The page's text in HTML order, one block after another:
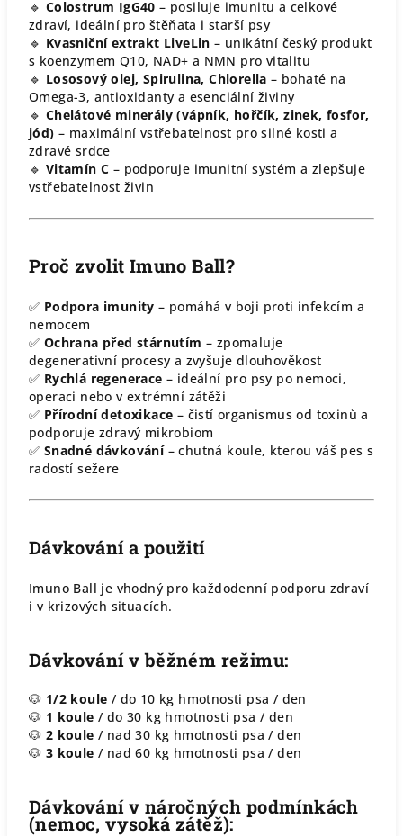
🔹 Colostrum IgG40 – posiluje imunitu a celkové
zdraví, ideální pro štěňata i starší psy
🔹 Kvasniční extrakt LiveLin – unikátní český produkt
s koenzymem Q10, NAD+ a NMN pro vitalitu
🔹 Lososový olej, Spirulina, Chlorella – bohaté na
Omega-3, antioxidanty a esenciální živiny
🔹 Chelátové minerály (vápník, hořčík, zinek, fosfor,
jód) – maximální vstřebatelnost pro silné kosti a
zdravé srdce
🔹 Vitamín C – podporuje imunitní systém a zlepšuje
vstřebatelnost živin
Proč zvolit Imuno Ball?
✅ Podpora imunity – pomáhá v boji proti infekcím a
nemocem
✅ Ochrana před stárnutím – zpomaluje
degenerativní procesy a zvyšuje dlouhověkost
✅ Rychlá regenerace – ideální pro psy po nemoci,
operaci nebo v extrémní zátěži
✅ Přírodní detoxikace – čistí organismus od toxinů a
podporuje zdravý mikrobiom
✅ Snadné dávkování– chutná koule, kterou váš pes s
radostí sežere
Dávkování a použití
Imuno Ball je vhodný pro každodenní podporu zdraví
i v krizových situacích.
Dávkování v běžném režimu:
🐶 1/2 koule / do 10 kg hmotnosti psa / den
🐶 1 koule / do 30 kg hmotnosti psa / den
🐶 2 koule / nad 30 kg hmotnosti psa / den
🐶 3 koule / nad 60 kg hmotnosti psa / den
Dávkování v náročných podmínkách
(nemoc, vysoká zátěž):